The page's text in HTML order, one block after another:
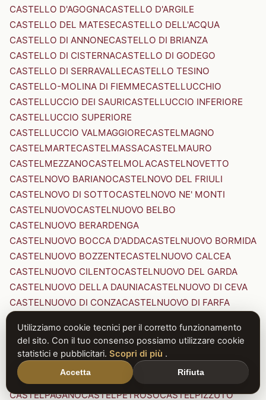
CASTELLO D'AGOGNACASTELLO D'ARGILE
CASTELLO DEL MATESECASTELLO DELL'ACQUA
CASTELLO DI ANNONECASTELLO DI BRIANZA
CASTELLO DI CISTERNACASTELLO DI GODEGO
CASTELLO DI SERRAVALLECASTELLO TESINO
CASTELLO-MOLINA DI FIEMMECASTELLUCCHIO
CASTELLUCCIO DEI SAURICASTELLUCCIO INFERIORE
CASTELLUCCIO SUPERIORE
CASTELLUCCIO VALMAGGIORECASTELMAGNO
CASTELMARTECASTELMASSACASTELMAURO
CASTELMEZZANOCASTELMOLACASTELNOVETTO
CASTELNOVO BARIANOCASTELNOVO DEL FRIULI
CASTELNOVO DI SOTTOCASTELNOVO NE' MONTI
CASTELNUOVOCASTELNUOVO BELBO
CASTELNUOVO BERARDENGA
CASTELNUOVO BOCCA D'ADDACASTELNUOVO BORMIDA
CASTELNUOVO BOZZENTECASTELNUOVO CALCEA
CASTELNUOVO CILENTOCASTELNUOVO DEL GARDA
CASTELNUOVO DELLA DAUNIACASTELNUOVO DI CEVA
CASTELNUOVO DI CONZACASTELNUOVO DI FARFA
CASTELNUOVO DI PORTO CASTELNUOVO DON BOSCO
CASTELNUOVO MAGRACASTELNUOVO NIGRA
CASTELNUOVO PARANOCASTELNUOVO RANGONE
CASTELNUOVO SCRIVIA
CASTELNUOVO VAL DI CECINA
CASTELPAGANOCASTELPETROSOCASTELPIZZUTO
Utilizziamo cookie tecnici per il corretto funzionamento
del sito. Con il tuo consenso possiamo utilizzare cookie
statistici e pubblicitari. Scopri di più .
Accetta Rifiuta